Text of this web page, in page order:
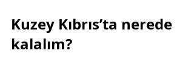
Kuzey Kıbrıs’ta nerede
kalalım?